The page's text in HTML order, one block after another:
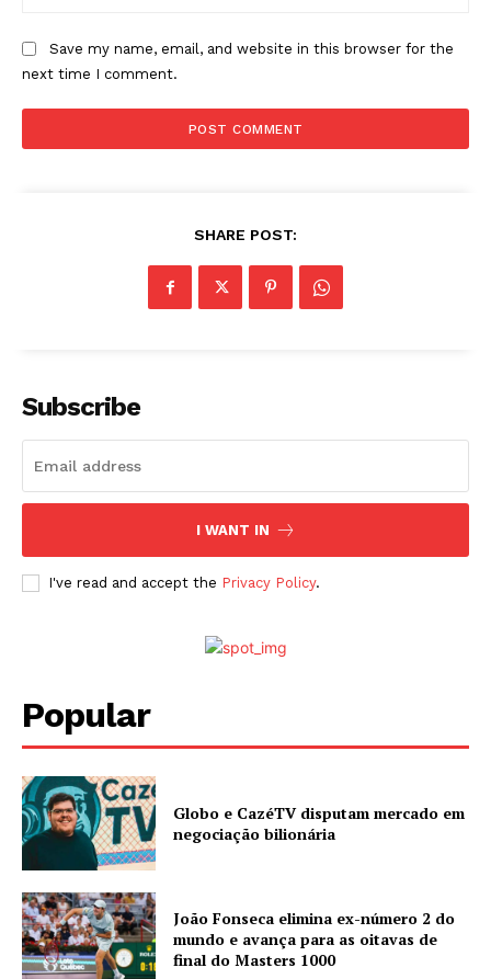
Save my name, email, and website in this browser for the
next time I comment.
SHARE POST:
Subscribe
I WANT IN
I've read and accept the Privacy Policy.
Popular
Globo e CazéTV disputam mercado em
negociação bilionária
João Fonseca elimina ex-número 2 do
mundo e avança para as oitavas de
final do Masters 1000